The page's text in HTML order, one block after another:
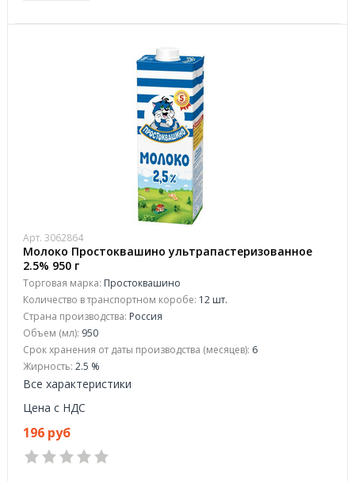
Арт. 3062864
Молоко Простоквашино ультрапастеризованное
2.5% 950 г
Торговая марка: Простоквашино
Количество в транспортном коробе: 12 шт.
Страна производства: Россия
Объем (мл): 950
Срок хранения от даты производства (месяцев): 6
Жирность: 2.5 %
Все характеристики
Цена с НДС
196 руб